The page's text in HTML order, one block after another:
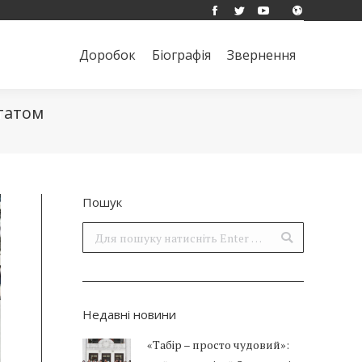
Facebook
TwitterYouTube
Доробок Біографія Звернення
Пошук
Поиск:
Недавні новини
«Табір – просто чудовий»:
Доробок Біографія Звернення